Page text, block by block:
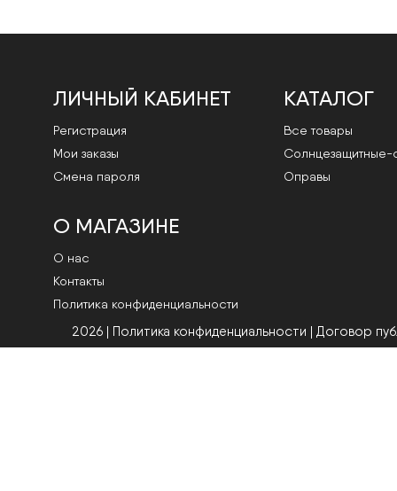
ЛИЧНЫЙ КАБИНЕТ
Регистрация
Мои заказы
Смена пароля
КАТАЛОГ
Все товары
Cолнцезащитные-
Оправы
О МАГАЗИНЕ
О нас
Контакты
Политика конфиденциальности
2026 | Политика конфиденциальности | Договор